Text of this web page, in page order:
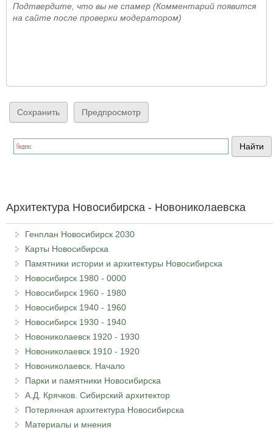
Подтвердите, что вы не спамер (Комментарий появится
на сайте после проверки модератором)
Архитектура Новосибирска - Новониколаевска
Генплан Новосибирск 2030
Карты Новосибирска
Памятники истории и архитектуры Новосибирска
Новосибирск 1980 - 0000
Новосибирск 1960 - 1980
Новосибирск 1940 - 1960
Новосибирск 1930 - 1940
Новониколаевск 1920 - 1930
Новониколаевск 1910 - 1920
Новониколаевск. Начало
Парки и памятники Новосибирска
А.Д. Крячков. Сибирский архитектор
Потерянная архитектура Новосибирска
Материалы и мнения